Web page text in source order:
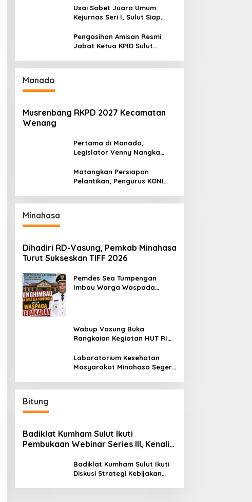
Rakerda di Amurang
Usai Sabet Juara Umum
Kejurnas Seri I, Sulut Siap
Seri II Piala Presiden di
Tompaso
Pengasihan Amisan Resmi
Jabat Ketua KPID Sulut
Manado
Musrenbang RKPD 2027 Kecamatan
Wenang
Pertama di Manado,
Legislator Venny Nangka
Titiwungen Utara
Matangkan Persiapan
Pelantikan, Pengurus KONI
Minahasa
Dihadiri RD-Vasung, Pemkab Minahasa
Turut Sukseskan TIFF 2026
Pemdes Sea Tumpengan
Imbau Warga Waspada
Wabup Vasung Buka
Rangkaian Kegiatan HUT RI
Raya
Laboratorium Kesehatan
Masyarakat Minahasa Segera
Bitung
Badiklat Kumham Sulut Ikuti
Pembukaan Webinar Series III, Kenali
Badiklat Kumham Sulut Ikuti
Diskusi Strategi Kebijakan